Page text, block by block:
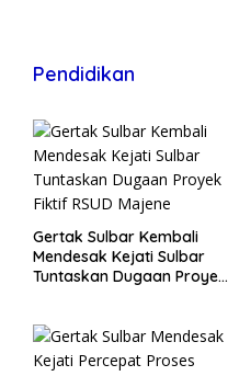
Pendidikan
Gertak Sulbar Kembali
Mendesak Kejati Sulbar
Tuntaskan Dugaan Proyek